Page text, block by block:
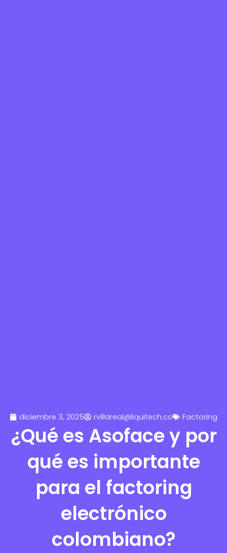
diciembre 3, 2025 rvillareal@liquitech.co Factoring
¿Qué es Asoface y por
qué es importante
para el factoring
electrónico
colombiano?